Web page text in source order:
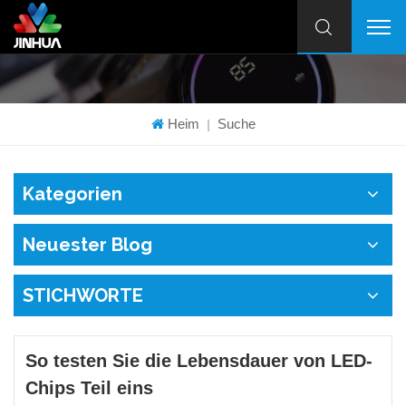
Heim | Suche
Kategorien
Neuester Blog
STICHWORTE
So testen Sie die Lebensdauer von LED-
Chips Teil eins